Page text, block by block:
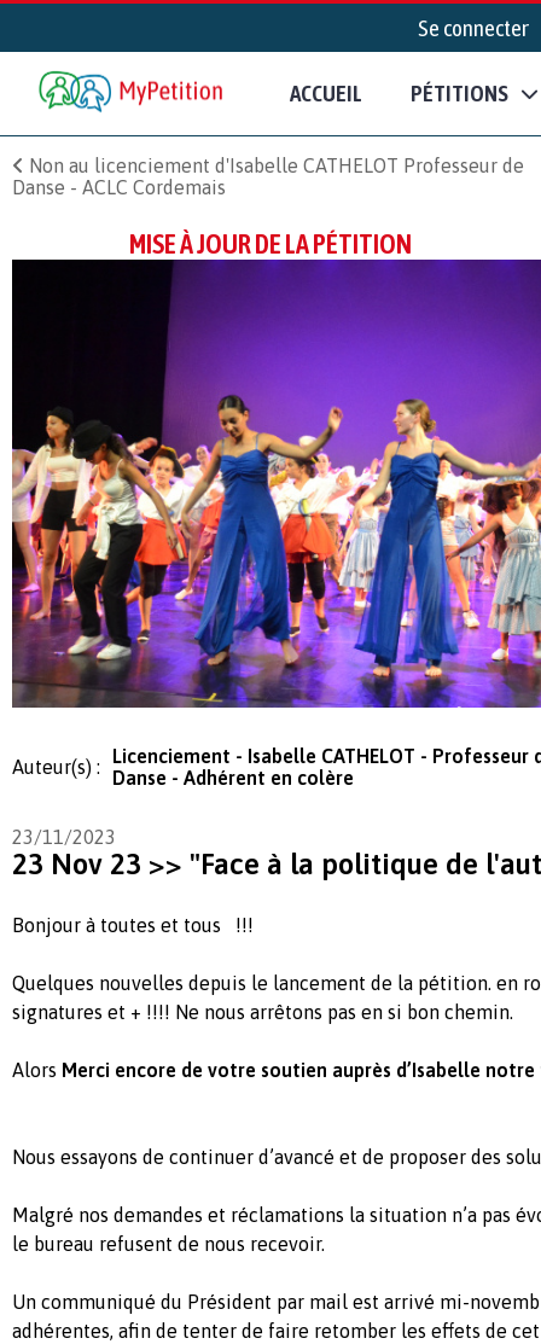
Se connecter
ACCUEIL PÉTITIONS
Non au licenciement d'Isabelle CATHELOT Professeur de
Danse - ACLC Cordemais
MISE À JOUR DE LA PÉTITION
Auteur(s) :
Licenciement - Isabelle CATHELOT - Professeur
Danse - Adhérent en colère
23/11/2023
23 Nov 23 >> "Face à la politique de
Bonjour à toutes et tous !!!
Quelques nouvelles depuis le lancement de la pétition. en
signatures et + !!!! Ne nous arrêtons pas en si bon chemin.
Alors Merci encore de votre soutien auprès d’Isabelle notre
Nous essayons de continuer d’avancé et de proposer des
Malgré nos demandes et réclamations la situation n’a pas
le bureau refusent de nous recevoir.
Un communiqué du Président par mail est arrivé mi-
adhérentes, afin de tenter de faire retomber les effets de